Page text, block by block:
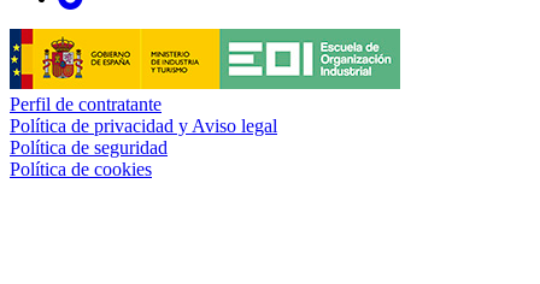
Perfil de contratante
Política de privacidad y Aviso legal
Política de seguridad
Política de cookies